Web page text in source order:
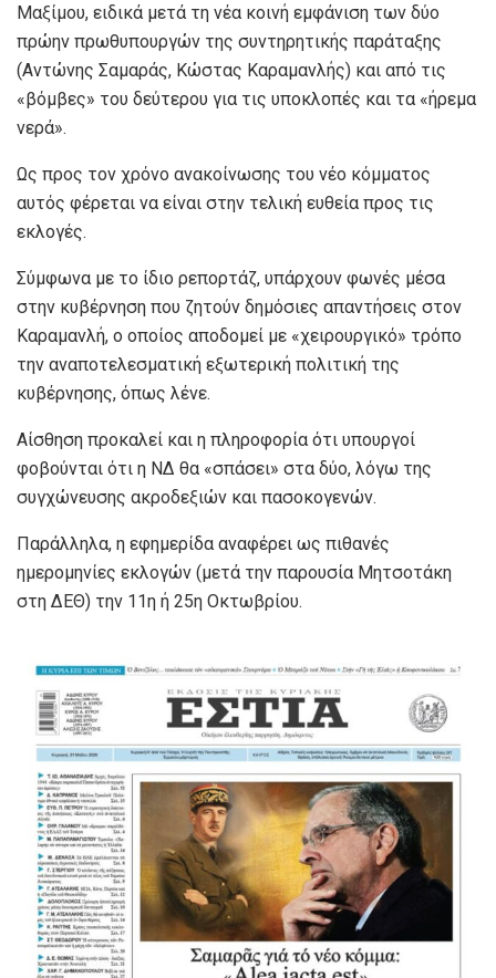
Μαξίμου, ειδικά μετά τη νέα κοινή εμφάνιση των δύο
πρώην πρωθυπουργών της συντηρητικής παράταξης
(Αντώνης Σαμαράς, Κώστας Καραμανλής) και από τις
«βόμβες» του δεύτερου για τις υποκλοπές και τα «ήρεμα
νερά».
Ως προς τον χρόνο ανακοίνωσης του νέο κόμματος
αυτός φέρεται να είναι στην τελική ευθεία προς τις
εκλογές.
Σύμφωνα με το ίδιο ρεπορτάζ, υπάρχουν φωνές μέσα
στην κυβέρνηση που ζητούν δημόσιες απαντήσεις στον
Καραμανλή, ο οποίος αποδομεί με «χειρουργικό» τρόπο
την αναποτελεσματική εξωτερική πολιτική της
κυβέρνησης, όπως λένε.
Αίσθηση προκαλεί και η πληροφορία ότι υπουργοί
φοβούνται ότι η ΝΔ θα «σπάσει» στα δύο, λόγω της
συγχώνευσης ακροδεξιών και πασοκογενών.
Παράλληλα, η εφημερίδα αναφέρει ως πιθανές
ημερομηνίες εκλογών (μετά την παρουσία Μητσοτάκη
στη ΔΕΘ) την 11η ή 25η Οκτωβρίου.